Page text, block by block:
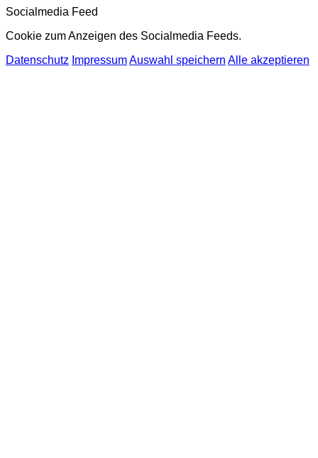
Socialmedia Feed
Cookie zum Anzeigen des Socialmedia Feeds.
Datenschutz ImpressumAuswahl speichern Alle akzeptieren